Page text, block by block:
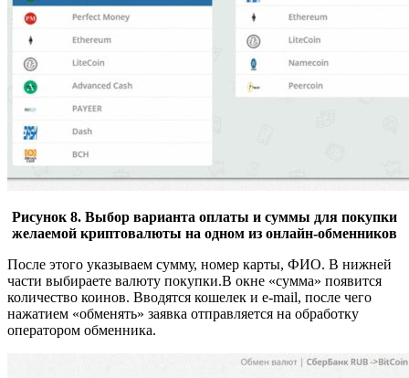
Рисунок 8. Выбор варианта оплаты и суммы для покупки
желаемой криптовалюты на одном из онлайн-обменников
После этого указываем сумму, номер карты, ФИО. В нижней
части выбираете валюту покупки.В окне «сумма» появится
количество коинов. Вводятся кошелек и e-mail, после чего
нажатием «обменять» заявка отправляется на обработку
оператором обменника.